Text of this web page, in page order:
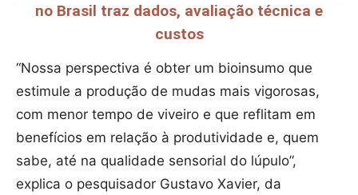
no Brasil traz dados, avaliação técnica e
custos
“Nossa perspectiva é obter um bioinsumo que
estimule a produção de mudas mais vigorosas,
com menor tempo de viveiro e que reflitam em
benefícios em relação à produtividade e, quem
sabe, até na qualidade sensorial do lúpulo”,
explica o pesquisador Gustavo Xavier, da